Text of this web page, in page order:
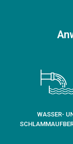
WASSER-